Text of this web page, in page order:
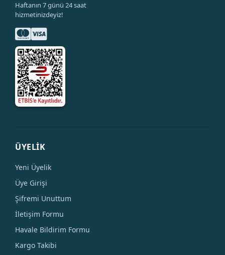
Haftanın 7 günü 24 saat
hizmetinizdeyiz!
ÜYELİK
Yeni Üyelik
Üye Girişi
Şifremi Unuttum
İletişim Formu
Havale Bildirim Formu
Kargo Takibi